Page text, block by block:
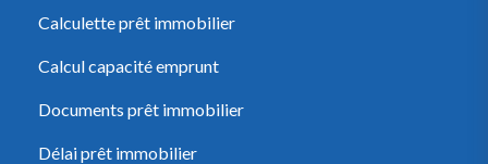
Calculette prêt immobilier
Calcul capacité emprunt
Documents prêt immobilier
Délai prêt immobilier